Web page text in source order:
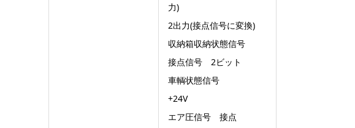
力)
2出力(接点信号に変換)
収納箱収納状態信号
接点信号 2ビット
車輌状態信号
+24V
エア圧信号 接点